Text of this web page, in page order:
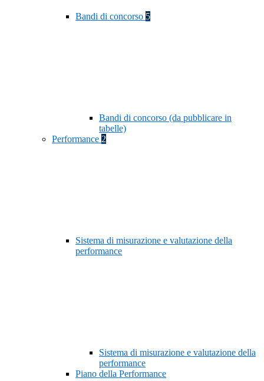
Bandi di concorso 5
Bandi di concorso (da pubblicare in
tabelle)
Performance 2
Sistema di misurazione e valutazione della
performance
Sistema di misurazione e valutazione della
performance
Piano della Performance